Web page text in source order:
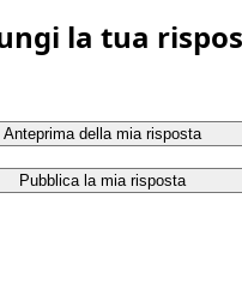
la tua
Anteprima della mia risposta
Pubblica la mia risposta